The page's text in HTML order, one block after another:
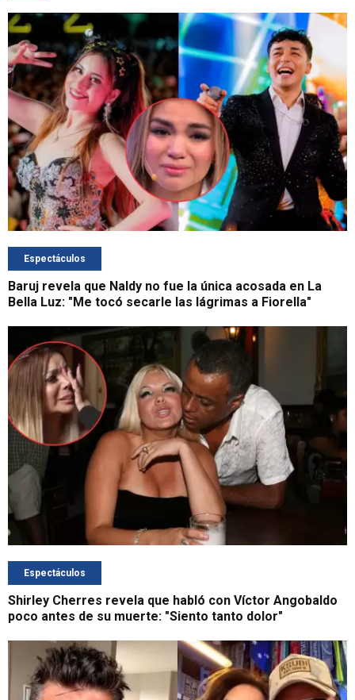
Espectáculos
Baruj revela que Naldy no fue la única acosada en La
Bella Luz: "Me tocó secarle las lágrimas a Fiorella"
Espectáculos
Shirley Cherres revela que habló con Víctor Angobaldo
poco antes de su muerte: "Siento tanto dolor"